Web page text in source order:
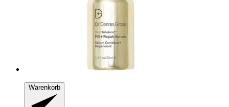
Warenkorb